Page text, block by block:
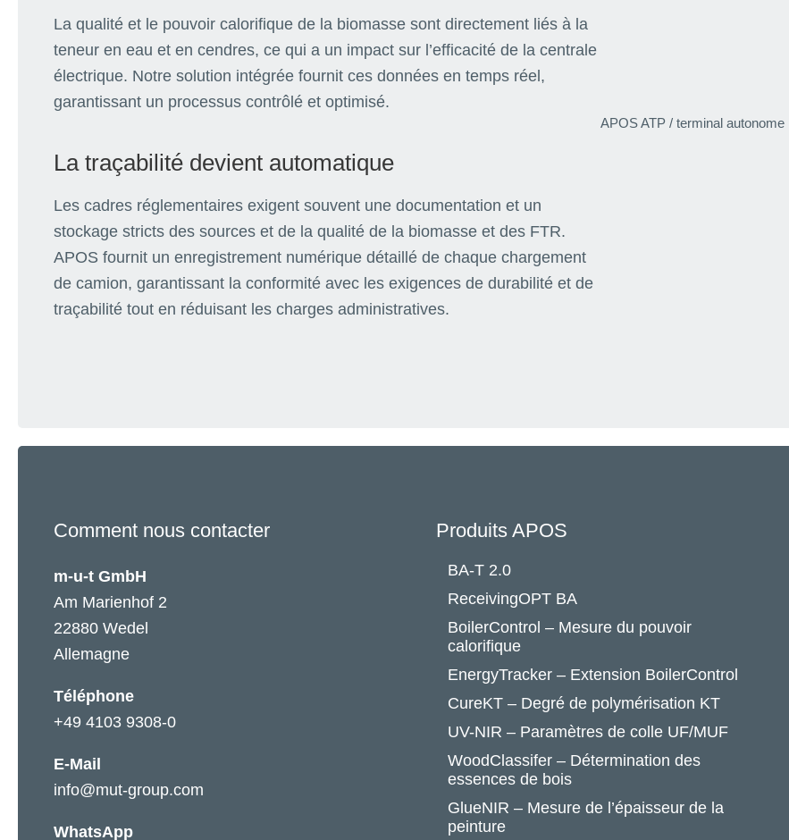
La qualité et le pouvoir calorifique de la biomasse sont directement liés à la
teneur en eau et en cendres, ce qui a un impact sur l’efficacité de la centrale
électrique. Notre solution intégrée fournit ces données en temps réel,
garantissant un processus contrôlé et optimisé.
La traçabilité devient automatique
Les cadres réglementaires exigent souvent une documentation et un
stockage stricts des sources et de la qualité de la biomasse et des FTR.
APOS fournit un enregistrement numérique détaillé de chaque chargement
de camion, garantissant la conformité avec les exigences de durabilité et de
traçabilité tout en réduisant les charges administratives.
APOS ATP / terminal autonome
Comment nous contacter
m-u-t GmbH
Am Marienhof 2
22880 Wedel
Allemagne
Téléphone
+49 4103 9308-0
E-Mail
info@mut-group.com
WhatsApp
Produits APOS
BA-T 2.0
ReceivingOPT BA
BoilerControl – Mesure du pouvoir
calorifique
EnergyTracker – Extension BoilerControl
CureKT – Degré de polymérisation KT
UV-NIR – Paramètres de colle UF/MUF
WoodClassifer – Détermination des
essences de bois
GlueNIR – Mesure de l’épaisseur de la
peinture